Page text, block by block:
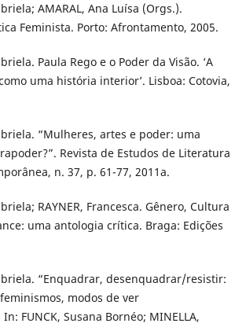
AMARAL, Ana Luísa (Orgs.).
Feminista. Porto: Afrontamento, 2005.
Paula Rego e o Poder da Visão. ‘A
uma história interior’. Lisboa: Cotovia,
“Mulheres, artes e poder: uma
Revista de Estudos de Literatura
n. 37, p. 61-77, 2011a.
RAYNER, Francesca. Gênero, Cultura
uma antologia crítica. Braga: Edições
“Enquadrar, desenquadrar/resistir:
modos de ver
FUNCK, Susana Bornéo; MINELLA,